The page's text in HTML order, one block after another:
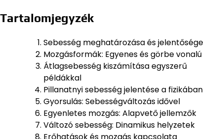
Tartalomjegyzék
Sebesség meghatározása és jelentősége
Mozgásformák: Egyenes és görbe vonalú
Átlagsebesség kiszámítása egyszerű
példákkal
Pillanatnyi sebesség jelentése a fizikában
Gyorsulás: Sebességváltozás idővel
Egyenletes mozgás: Alapvető jellemzők
Változó sebesség: Dinamikus helyzetek